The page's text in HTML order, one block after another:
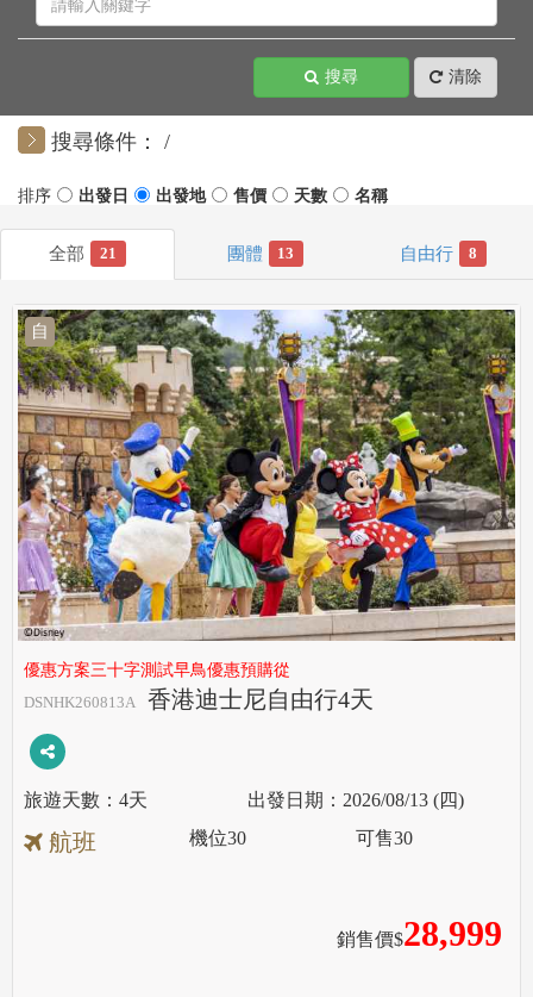
搜尋 清除
搜尋條件：
21 13 8
自
優惠方案三十字測試早鳥優惠預購從
DSNHK260813A
香港迪士尼自由行4天
4天 2026/08/13 (四)
航班
銷售價$28,999
機位30 可售30